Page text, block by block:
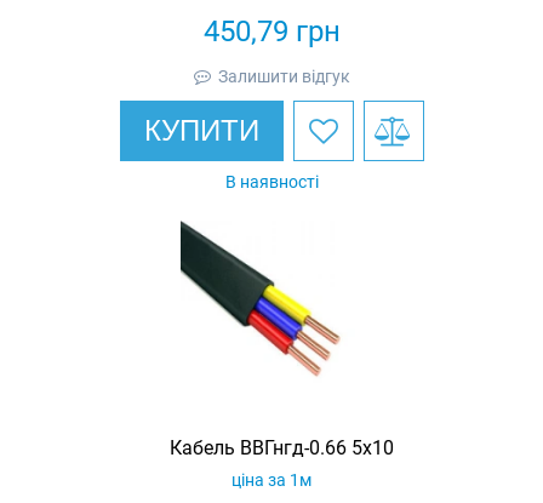
450,79 грн
Залишити відгук
КУПИТИ
В наявності
Кабель ВВГнгд-0.66 5х10
ціна за 1м